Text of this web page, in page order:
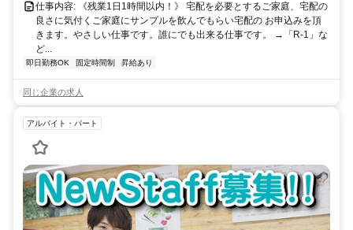
仕事内容: 《残業1日1時間以内！》 宅配を必要とするご家庭、宅配の
良さに気付くご家庭にサンプルを飲んでもらい宅配の お申込みを頂
きます。やさしい仕事です。誰にでも出来る仕事です。 →「R-1」な
ど...
即日勤務OK 固定時間制 昇給あり
同じ企業の求人
アルバイト・パート